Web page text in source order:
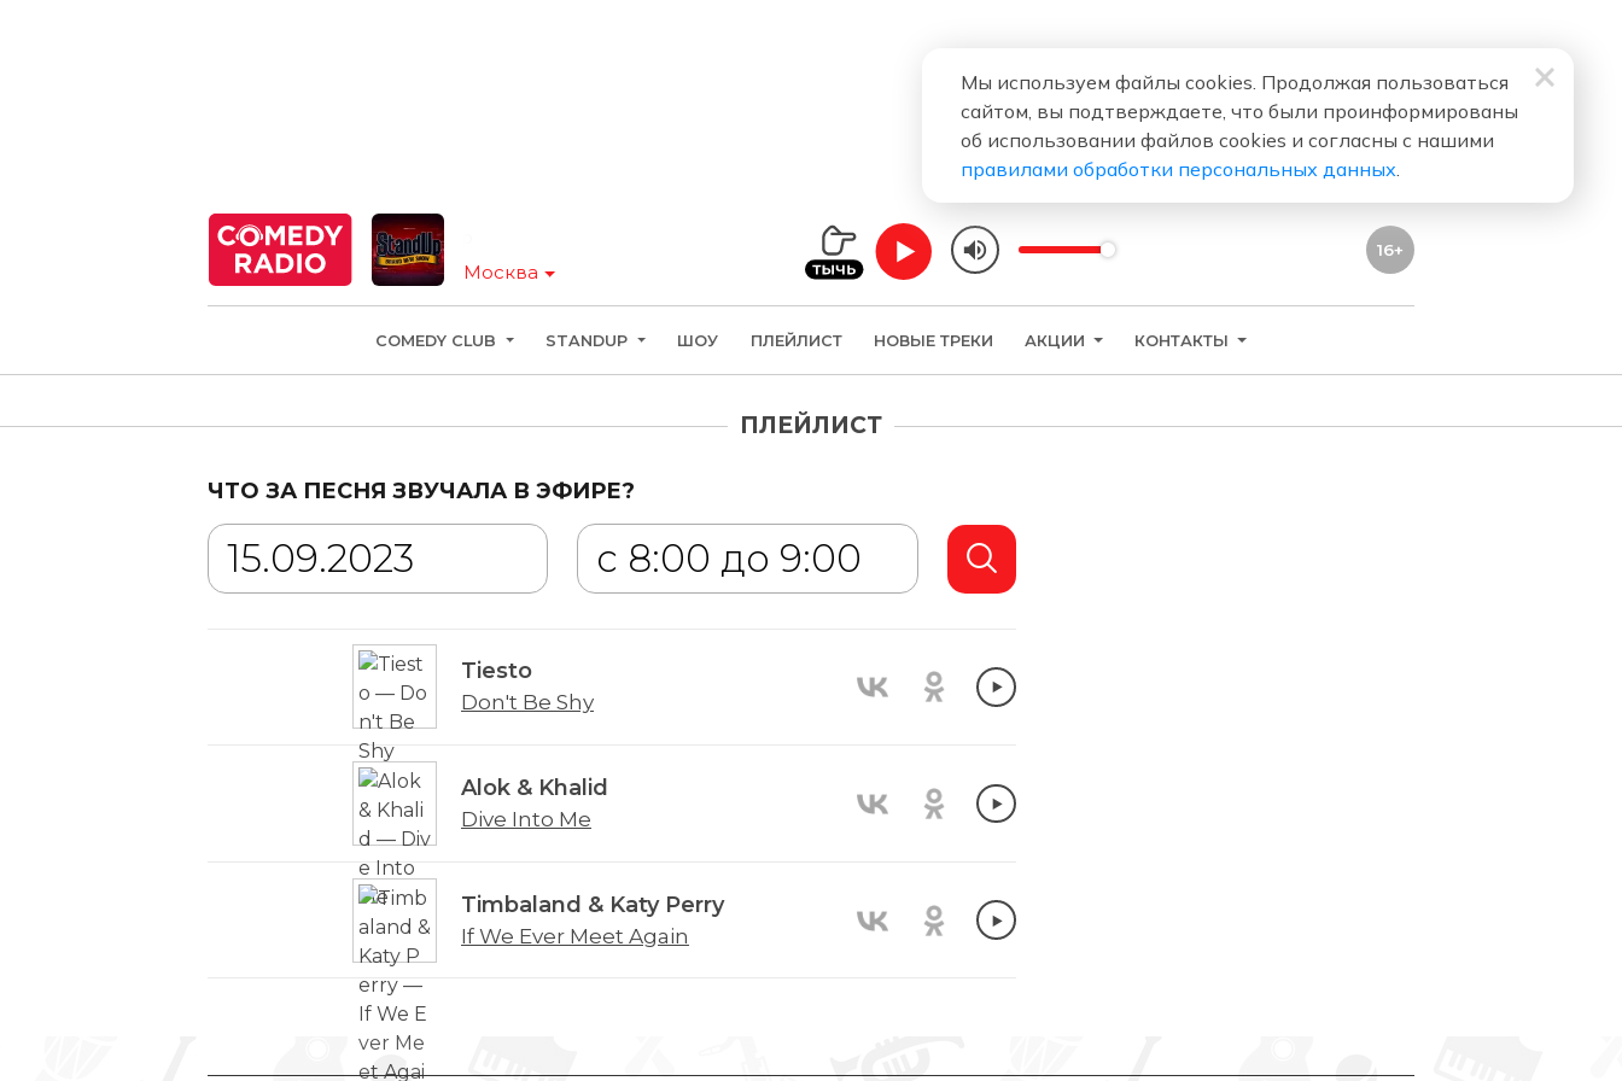
Москва
StandUp
16+
COMEDY CLUB STANDUP ШОУ ПЛЕЙЛИСТ НОВЫЕ ТРЕКИ АКЦИИ КОНТАКТЫ
ПЛЕЙЛИСТ
ЧТО ЗА ПЕСНЯ ЗВУЧАЛА В ЭФИРЕ?
Tiesto
Don't Be Shy
Alok & Khalid
Dive Into Me
Timbaland & Katy Perry
If We Ever Meet Again
Мы используем файлы cookies. Продолжая пользоваться
сайтом, вы подтверждаете, что были проинформированы
об использовании файлов cookies и согласны с нашими
правилами обработки персональных данных.